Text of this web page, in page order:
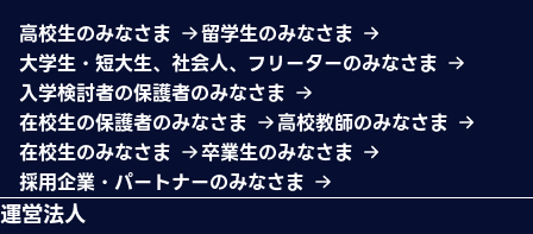
高校生のみなさま
留学生のみなさま
大学生・短大生、社会人、フリーターのみなさま
入学検討者の保護者のみなさま
在校生の保護者のみなさま
高校教師のみなさま
在校生のみなさま
卒業生のみなさま
採用企業・パートナーのみなさま
運営法人